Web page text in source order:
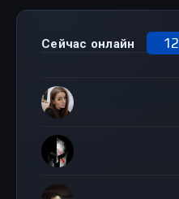
Сейчас онлайн 12